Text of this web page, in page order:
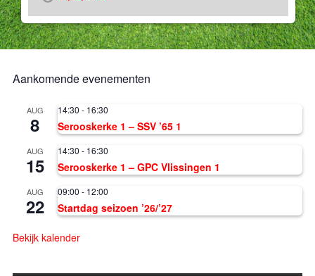
Aankomende evenementen
AUG
8
14:30 - 16:30
Serooskerke 1 – SSV ’65 1
AUG
15
14:30 - 16:30
Serooskerke 1 – GPC Vlissingen 1
AUG
22
09:00 - 12:00
Startdag seizoen ’26/’27
Bekijk kalender